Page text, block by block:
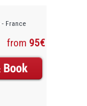
- France
from 95€